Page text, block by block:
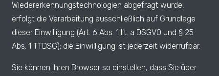
Wiedererkennungstechnologien abgefragt wurde,
erfolgt die Verarbeitung ausschließlich auf Grundlage
dieser Einwilligung (Art. 6 Abs. 1 lit. a DSGVO und § 25
Abs. 1 TTDSG); die Einwilligung ist jederzeit widerrufbar.
Sie können Ihren Browser so einstellen, dass Sie über